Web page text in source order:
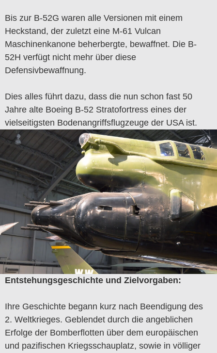
Bis zur B-52G waren alle Versionen mit einem
Heckstand, der zuletzt eine M-61 Vulcan
Maschinenkanone beherbergte, bewaffnet. Die B-
52H verfügt nicht mehr über diese
Defensivbewaffnung.
Dies alles führt dazu, dass die nun schon fast 50
Jahre alte Boeing B-52 Stratofortress eines der
vielseitigsten Bodenangriffsflugzeuge der USA ist.
Entstehungsgeschichte und Zielvorgaben:
Ihre Geschichte begann kurz nach Beendigung des
2. Weltkrieges. Geblendet durch die angeblichen
Erfolge der Bomberflotten über dem europäischen
und pazifischen Kriegsschauplatz, sowie in völliger